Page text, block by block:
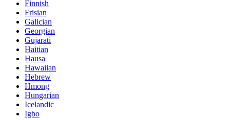
Finnish
Frisian
Galician
Georgian
Gujarati
Haitian
Hausa
Hawaiian
Hebrew
Hmong
Hungarian
Icelandic
Igbo